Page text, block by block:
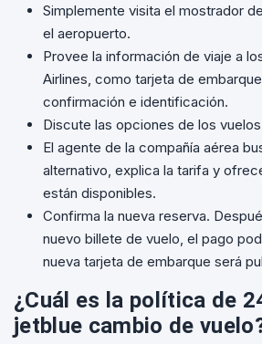
Simplemente visita el mostrador
el aeropuerto.
Provee la información de viaje a
Airlines, como tarjeta de
confirmación e identificación.
Discute las opciones de los
El agente de la compañía aérea
alternativo, explica la tarifa y
están disponibles.
Confirma la nueva reserva.
nuevo billete de vuelo, el pago
nueva tarjeta de embarque será
¿Cuál es la política de
jetblue cambio de